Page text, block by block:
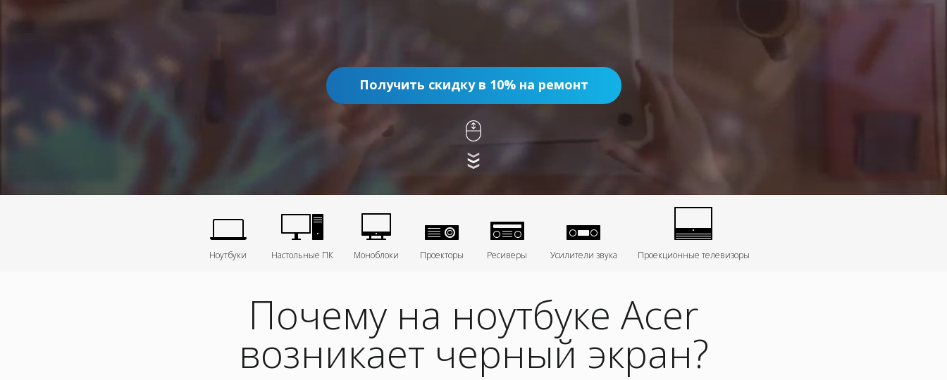
Получить скидку в 10% на ремонт
Ноутбуки Настольные ПК Моноблоки Проекторы Ресиверы Усилители звука Проекционные телевизоры
Почему на ноутбуке Acer
возникает черный экран?